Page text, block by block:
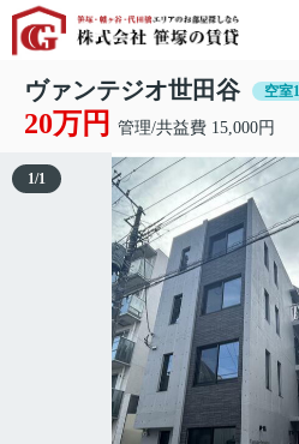
ヴァンテジオ世田谷 空室1
20万円 管理/共益費 15,000円
1/1